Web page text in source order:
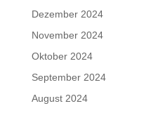
Dezember 2024
November 2024
Oktober 2024
September 2024
August 2024